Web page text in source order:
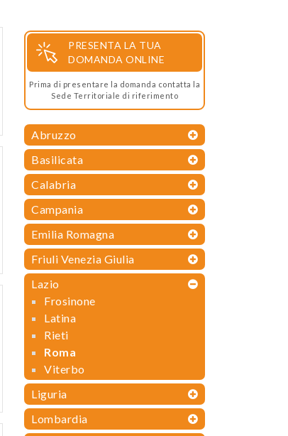
PRESENTA LA TUA
DOMANDA ONLINE
Prima di presentare la domanda contatta la
Sede Territoriale di riferimento
Abruzzo
Basilicata
Calabria
Campania
Emilia Romagna
Friuli Venezia Giulia
Lazio
Frosinone
Latina
Rieti
Roma
Viterbo
Liguria
Lombardia